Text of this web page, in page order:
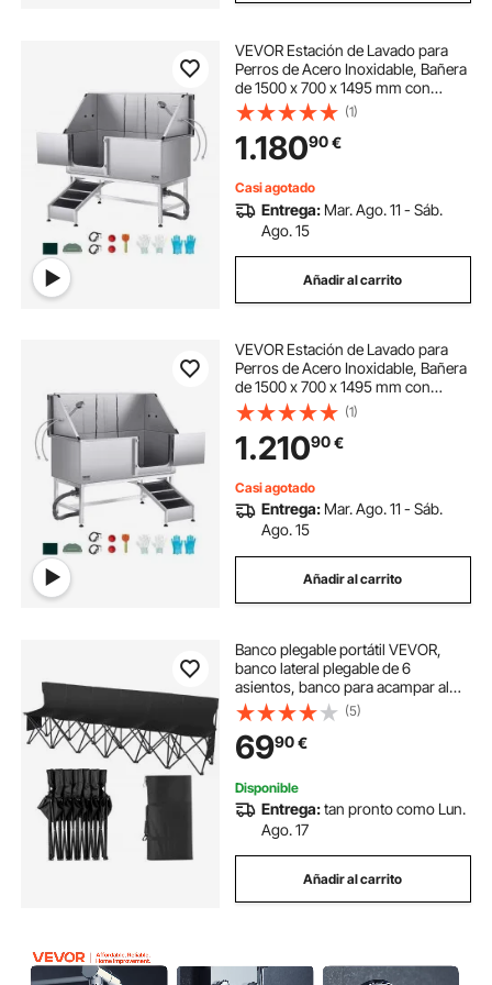
VEVOR Estación de Lavado para
Perros de Acero Inoxidable, Bañera
de 1500 x 700 x 1495 mm con
Rampa, Filtro de Agua de
Polietileno, Grifo, Ducha y Jabonera
para Varias Mascotas, Puerta
Izquierda
(1)
1.18090€
Casi agotado
Entrega: Mar. Ago. 11 - Sáb.
Ago. 15
Añadir al carrito
VEVOR Estación de Lavado para
Perros de Acero Inoxidable, Bañera
de 1500 x 700 x 1495 mm con
Rampa, Filtro de Agua de
Polietileno, Grifo, Ducha y Jabonera
para Varias Mascotas, Puerta
Derecha
(1)
1.21090€
Casi agotado
Entrega: Mar. Ago. 11 - Sáb.
Ago. 15
Añadir al carrito
Banco plegable portátil VEVOR,
banco lateral plegable de 6
asientos, banco para acampar al
aire libre con bolsa de transporte y
respaldo, banco lateral para
deportes de equipo para fútbol,
pesca, asiento instantáneo sin
ensamblaje, negro
(5)
6990€
Disponible
Entrega:tan pronto como Lun.
Ago. 17
Añadir al carrito